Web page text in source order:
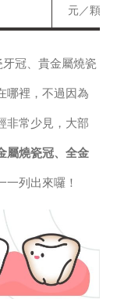
元／顆
冠、貴金屬燒瓷
哪裡，不過因為
非常少見，大部
屬燒瓷冠、全金
列出來囉！